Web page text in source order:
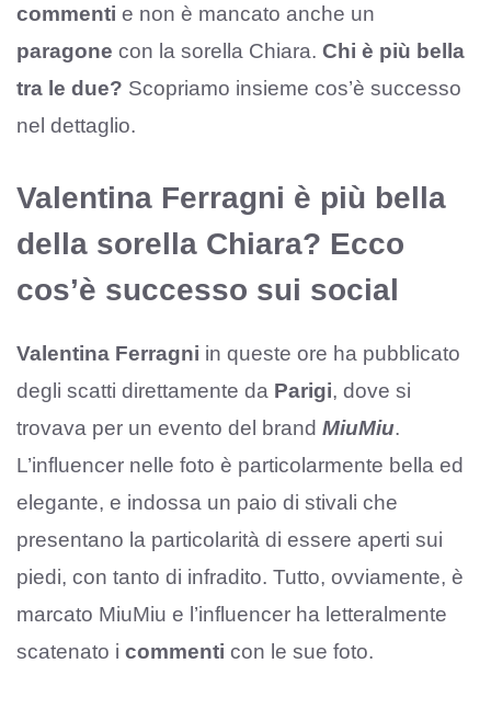
commenti e non è mancato anche un
paragone con la sorella Chiara. Chi è più bella
tra le due? Scopriamo insieme cos’è successo
nel dettaglio.
Valentina Ferragni è più bella
della sorella Chiara? Ecco
cos’è successo sui social
Valentina Ferragni in queste ore ha pubblicato
degli scatti direttamente da Parigi, dove si
trovava per un evento del brand MiuMiu.
L’influencer nelle foto è particolarmente bella ed
elegante, e indossa un paio di stivali che
presentano la particolarità di essere aperti sui
piedi, con tanto di infradito. Tutto, ovviamente, è
marcato MiuMiu e l’influencer ha letteralmente
scatenato i commenti con le sue foto.